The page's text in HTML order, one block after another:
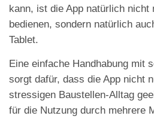
kann, ist die App natürlich nicht
bedienen, sondern natürlich
Tablet.
Eine einfache Handhabung mit
sorgt dafür, dass die App nicht
stressigen Baustellen-Alltag
für die Nutzung durch mehrere